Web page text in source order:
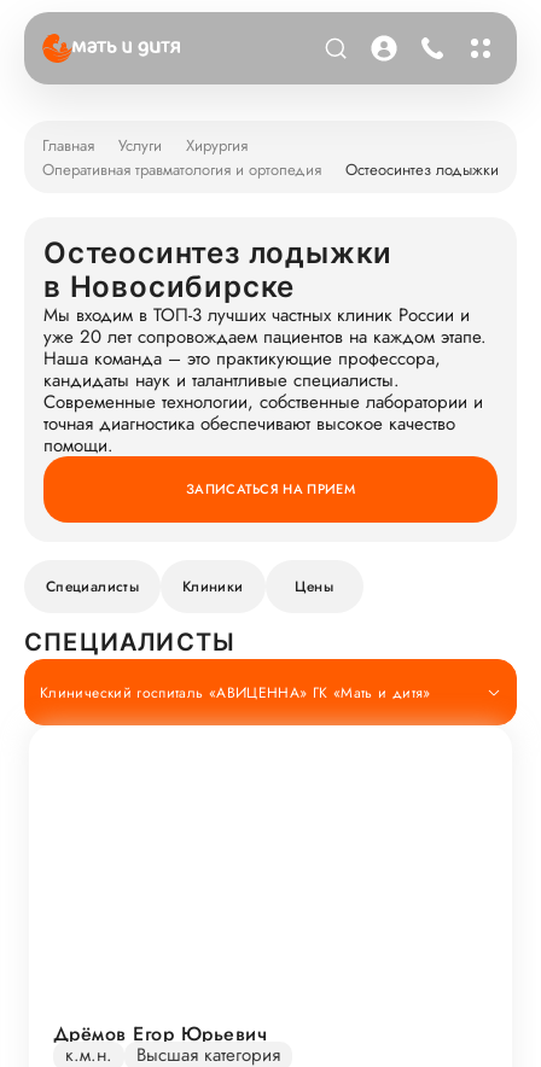
Главная Услуги
Хирургия
Оперативная травматология и ортопедия
Остеосинтез лодыжки
Остеосинтез лодыжки
в Новосибирске
Мы входим в ТОП-3 лучших частных клиник России и
уже 20 лет сопровождаем пациентов на каждом этапе.
Наша команда – это практикующие профессора,
кандидаты наук и талантливые специалисты.
Современные технологии, собственные лаборатории и
точная диагностика обеспечивают высокое качество
помощи.
ЗАПИСАТЬСЯ НА ПРИЕМ
Специалисты Клиники Цены
СПЕЦИАЛИСТЫ
Клинический госпиталь «АВИЦЕННА» ГК «Мать и дитя»
Дрёмов Егор Юрьевич
к.м.н. Высшая категория